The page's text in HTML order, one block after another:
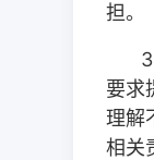
担。
要求
理解
相关